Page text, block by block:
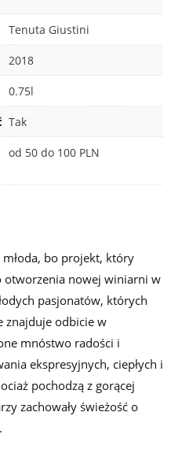
Tenuta Giustini
2018
0.75l
Tak
od 50 do 100 PLN
bo projekt, który
otworzenia nowej winiarni w
pasjonatów, których
znajduje odbicie w
mnóstwo radości i
ekspresyjnych, ciepłych i
pochodzą z gorącej
zachowały świeżość o